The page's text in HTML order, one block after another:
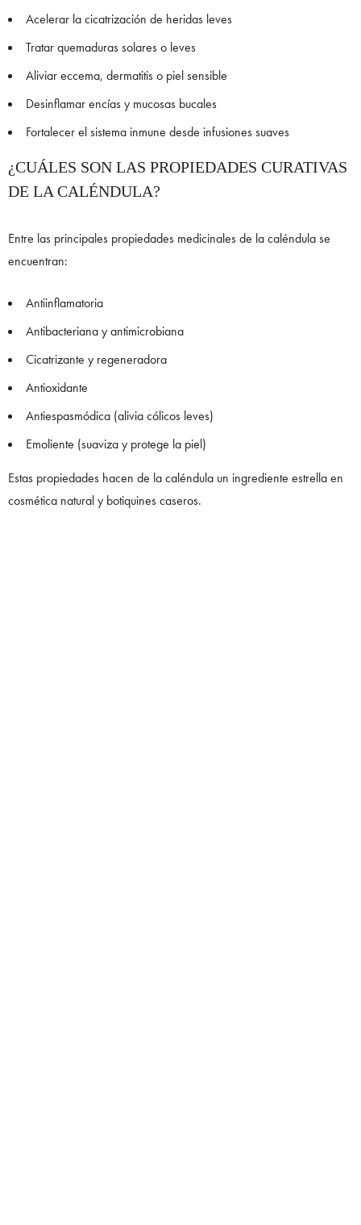
Acelerar la cicatrización de heridas leves
Tratar quemaduras solares o leves
Aliviar eccema, dermatitis o piel sensible
Desinflamar encías y mucosas bucales
Fortalecer el sistema inmune desde infusiones suaves
¿CUÁLES SON LAS PROPIEDADES CURATIVAS
DE LA CALÉNDULA?
Entre las principales propiedades medicinales de la caléndula se
encuentran:
Antiinflamatoria
Antibacteriana y antimicrobiana
Cicatrizante y regeneradora
Antioxidante
Antiespasmódica (alivia cólicos leves)
Emoliente (suaviza y protege la piel)
Estas propiedades hacen de la caléndula un ingrediente estrella en
cosmética natural y botiquines caseros.